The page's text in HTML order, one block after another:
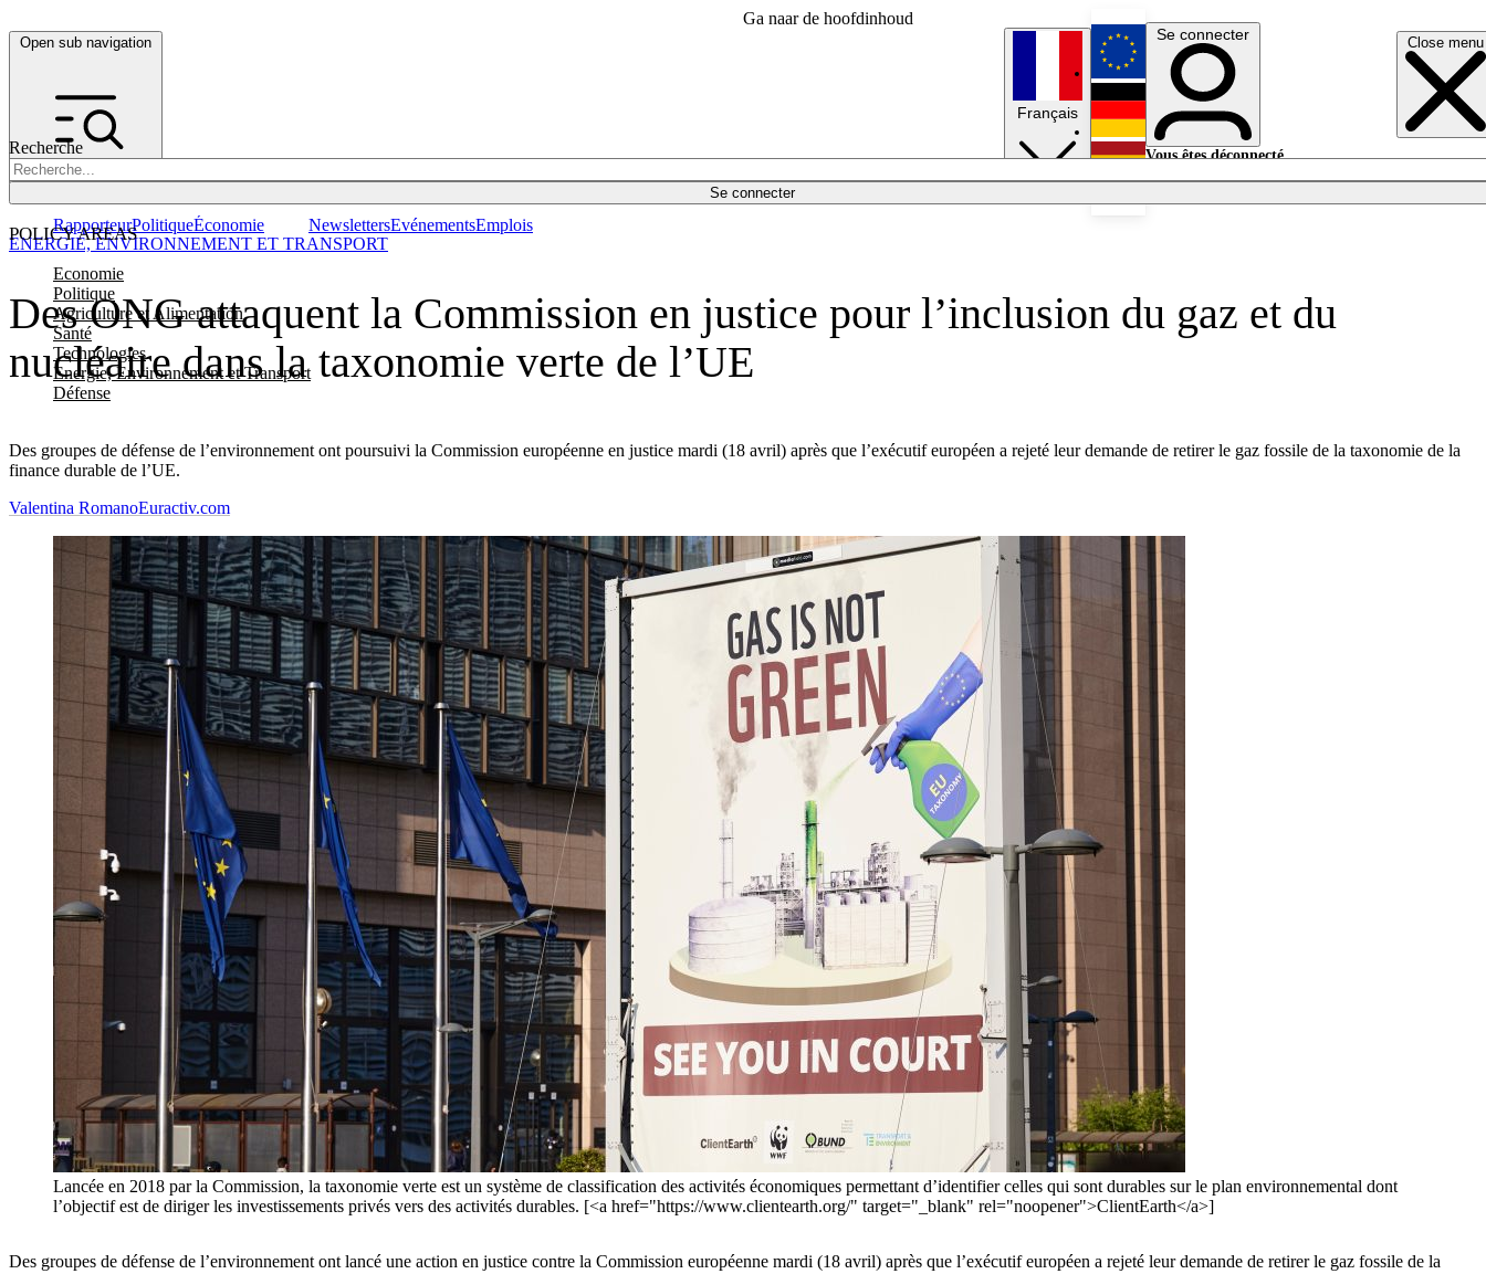
Ga naar de hoofdinhoud
Open sub navigation Close menu
Recherche
Se connecter
POLICY AREAS
Economie
Politique
Agriculture et Alimentation
Santé
Technologies
Energie, Environnement et Transport
Défense
RapporteurPolitiqueÉconomie NewslettersEvénementsEmplois
Français
English
Deutsch
Se connecter
Vous êtes déconnecté.
Des ONG attaquent la Commission en justice pour l’inclusion du gaz et du
nucléaire dans la taxonomie verte de l’UE
Des groupes de défense de l’environnement ont poursuivi la Commission européenne en justice mardi (18 avril) après que l’exécutif européen a rejeté leur demande de retirer le gaz fossile de la taxonomie de la
finance durable de l’UE.
ENERGIE, ENVIRONNEMENT ET TRANSPORT
Valentina RomanoEuractiv.com
Lancée en 2018 par la Commission, la taxonomie verte est un système de classification des activités économiques permettant d’identifier celles qui sont durables sur le plan environnemental dont
l’objectif est de diriger les investissements privés vers des activités durables. [<a href="https://www.clientearth.org/" target="_blank" rel="noopener">ClientEarth</a>]
Des groupes de défense de l’environnement ont lancé une action en justice contre la Commission européenne mardi (18 avril) après que l’exécutif européen a rejeté leur demande de retirer le gaz fossile de la